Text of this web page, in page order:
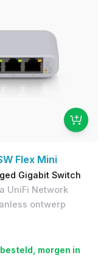
Flex Mini
Gigabit Switch
UniFi Network
ontwerp
morgen in